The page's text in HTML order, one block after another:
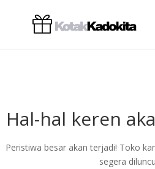
Hal-hal keren
Peristiwa besar akan terjadi! Toko
segera